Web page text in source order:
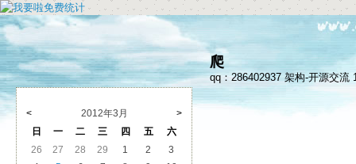
爬
qq：286402937 架构-开源交
< 2012年3月
>
日
一 二 三 四 五
六
26
27 28 29 1 2
3